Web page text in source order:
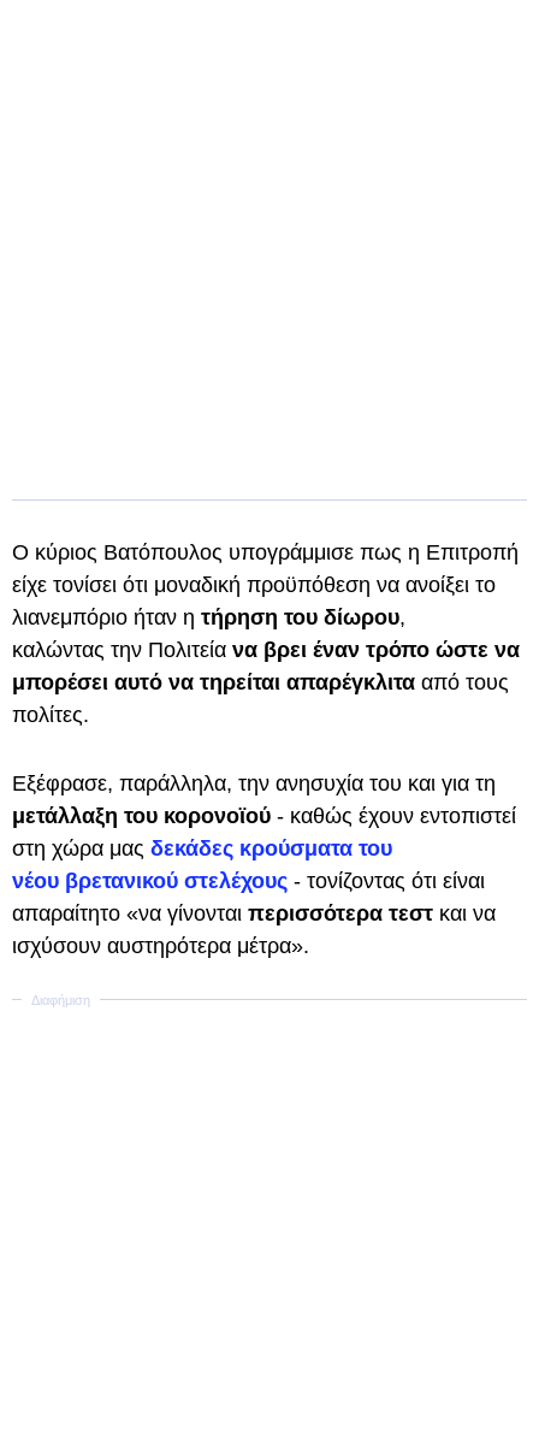
Ο κύριος Βατόπουλος υπογράμμισε πως η Επιτροπή
είχε τονίσει ότι μοναδική προϋπόθεση να ανοίξει το
λιανεμπόριο ήταν η τήρηση του δίωρου,
καλώντας την Πολιτεία να βρει έναν τρόπο ώστε να
μπορέσει αυτό να τηρείται απαρέγκλιτα από τους
πολίτες.
Εξέφρασε, παράλληλα, την ανησυχία του και για τη
μετάλλαξη του κορονοϊού - καθώς έχουν εντοπιστεί
στη χώρα μας δεκάδες κρούσματα του
νέου βρετανικού στελέχους - τονίζοντας ότι είναι
απαραίτητο «να γίνονται περισσότερα τεστ και να
ισχύσουν αυστηρότερα μέτρα».